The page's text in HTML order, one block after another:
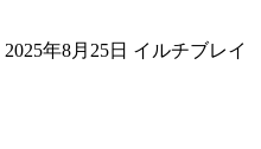
2025年8月25日 イルチブレイ